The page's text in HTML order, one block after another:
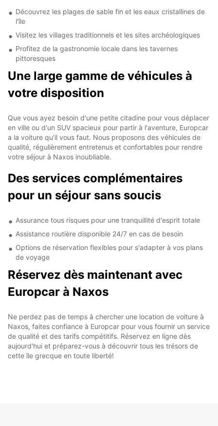
Découvrez les plages de sable fin et les eaux cristallines de
l'île
Visitez les villages traditionnels et les sites archéologiques
Profitez de la gastronomie locale dans les tavernes
pittoresques
Une large gamme de véhicules à
votre disposition
Que vous ayez besoin d'une petite citadine pour vous déplacer
en ville ou d'un SUV spacieux pour partir à l'aventure, Europcar
a la voiture qu'il vous faut. Nous proposons des véhicules de
qualité, régulièrement entretenus et confortables pour rendre
votre séjour à Naxos inoubliable.
Des services complémentaires
pour un séjour sans soucis
Assurance tous risques pour une tranquillité d'esprit totale
Assistance routière disponible 24/7 en cas de besoin
Options de réservation flexibles pour s'adapter à vos plans
de voyage
Réservez dès maintenant avec
Europcar à Naxos
Ne perdez pas de temps à chercher une location de voiture à
Naxos, faites confiance à Europcar pour vous fournir un service
de qualité et des tarifs compétitifs. Réservez en ligne dès
aujourd'hui et préparez-vous à découvrir tous les trésors de
cette île grecque en toute liberté!